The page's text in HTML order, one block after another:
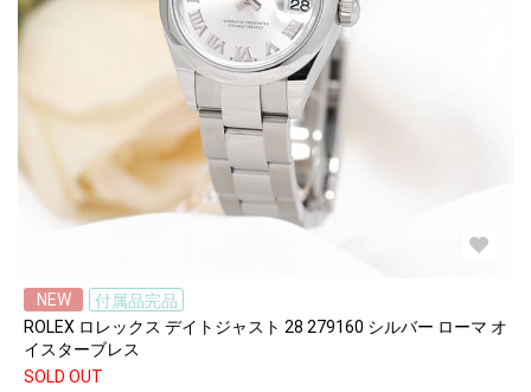
NEW
付属品完品
ROLEX ロレックス デイトジャスト 28 279160 シルバー ローマ オ
イスターブレス
SOLD OUT